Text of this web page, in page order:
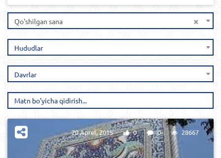
×
Qo'shilgan sana
Hududlar
Davrlar
20 Aprel, 2015 0 0 28667